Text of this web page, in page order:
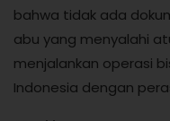
bahwa tidak ada
abu yang menyalahi
menjalankan operasi
Indonesia dengan